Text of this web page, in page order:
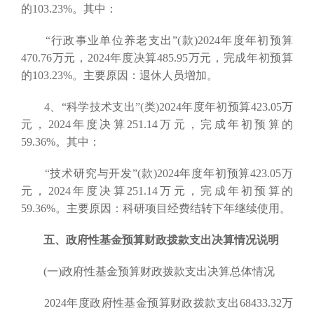
的103.23%。其中：
“行政事业单位养老支出”(款)2024年度年初预算
470.76万元，2024年度决算485.95万元，完成年初预算
的103.23%。主要原因：退休人员增加。
4、“科学技术支出”(类)2024年度年初预算423.05万
元，2024年度决算251.14万元，完成年初预算的
59.36%。其中：
“技术研究与开发”(款)2024年度年初预算423.05万
元，2024年度决算251.14万元，完成年初预算的
59.36%。主要原因：科研项目经费结转下年继续使用。
五、政府性基金预算财政拨款支出决算情况说明
(一)政府性基金预算财政拨款支出决算总体情况
2024年度政府性基金预算财政拨款支出68433.32万